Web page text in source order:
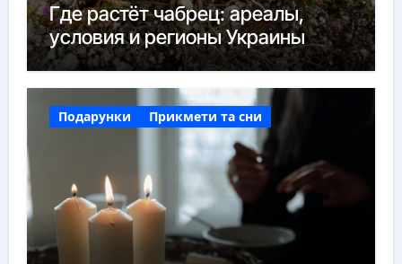
Где растёт чабрец: ареалы,
условия и регионы Украины
Подарунки Прикмети та сни